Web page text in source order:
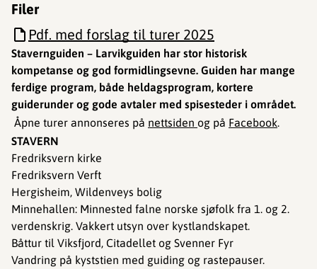
Stavernguiden – Larvikguiden har stor historisk
kompetanse og god formidlingsevne. Guiden har mange
ferdige program, både heldagsprogram, kortere
guiderunder og gode avtaler med spisesteder i området.
Åpne turer annonseres på nettsiden og på Facebook.
STAVERN
Fredriksvern kirke
Fredriksvern Verft
Hergisheim, Wildenveys bolig
Minnehallen: Minnested falne norske sjøfolk fra 1. og 2.
verdenskrig. Vakkert utsyn over kystlandskapet.
Båttur til Viksfjord, Citadellet og Svenner Fyr
Vandring på kyststien med guiding og rastepauser.
Filer
Pdf. med forslag til turer 2025